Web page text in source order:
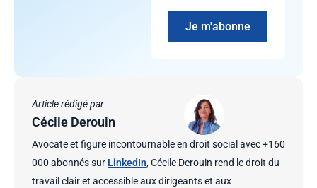
Je m'abonne
Article rédigé par
Cécile Derouin
Avocate et figure incontournable en droit social avec +160
000 abonnés sur LinkedIn, Cécile Derouin rend le droit du
travail clair et accessible aux dirigeants et aux